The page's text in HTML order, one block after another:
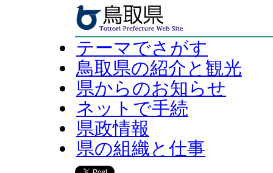
テーマでさがす
鳥取県の紹介と観光
県からのお知らせ
ネットで手続
県政情報
県の組織と仕事